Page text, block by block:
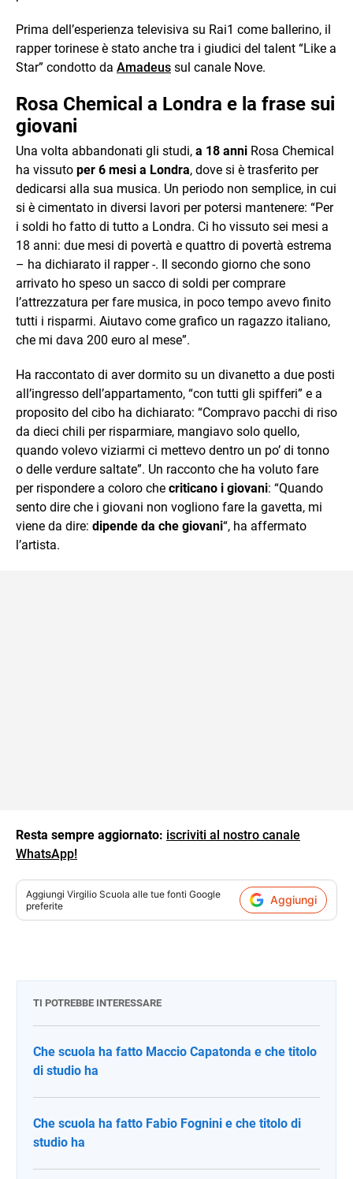
Prima dell’esperienza televisiva su Rai1 come ballerino, il
rapper torinese è stato anche tra i giudici del talent “Like a
Star” condotto da Amadeus sul canale Nove.
Rosa Chemical a Londra e la frase sui
giovani
Una volta abbandonati gli studi, a 18 anni Rosa Chemical
ha vissuto per 6 mesi a Londra, dove si è trasferito per
dedicarsi alla sua musica. Un periodo non semplice, in cui
si è cimentato in diversi lavori per potersi mantenere: “Per
i soldi ho fatto di tutto a Londra. Ci ho vissuto sei mesi a
18 anni: due mesi di povertà e quattro di povertà estrema
– ha dichiarato il rapper -. Il secondo giorno che sono
arrivato ho speso un sacco di soldi per comprare
l’attrezzatura per fare musica, in poco tempo avevo finito
tutti i risparmi. Aiutavo come grafico un ragazzo italiano,
che mi dava 200 euro al mese”.
Ha raccontato di aver dormito su un divanetto a due posti
all’ingresso dell’appartamento, “con tutti gli spifferi” e a
proposito del cibo ha dichiarato: “Compravo pacchi di riso
da dieci chili per risparmiare, mangiavo solo quello,
quando volevo viziarmi ci mettevo dentro un po’ di tonno
o delle verdure saltate”. Un racconto che ha voluto fare
per rispondere a coloro che criticano i giovani: “Quando
sento dire che i giovani non vogliono fare la gavetta, mi
viene da dire: dipende da che giovani“, ha affermato
l’artista.
Resta sempre aggiornato: iscriviti al nostro canale
WhatsApp!
Aggiungi Virgilio Scuola alle tue fonti Google
preferite
Aggiungi
TI POTREBBE INTERESSARE
Che scuola ha fatto Maccio Capatonda e che titolo
di studio ha
Che scuola ha fatto Fabio Fognini e che titolo di
studio ha